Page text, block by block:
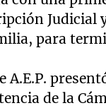
Judicial
para
A.E.P.
de la